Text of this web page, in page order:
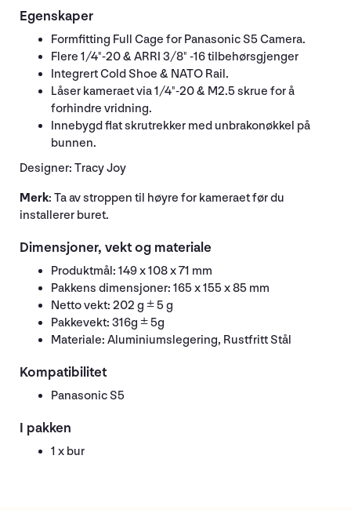
Egenskaper
Formfitting Full Cage for Panasonic S5 Camera.
Flere 1/4"-20 & ARRI 3/8" -16 tilbehørsgjenger
Integrert Cold Shoe & NATO Rail.
Låser kameraet via 1/4"-20 & M2.5 skrue for å
forhindre vridning.
Innebygd flat skrutrekker med unbrakonøkkel på
bunnen.
Designer: Tracy Joy
Merk: Ta av stroppen til høyre for kameraet før du
installerer buret.
Dimensjoner, vekt og materiale
Produktmål: 149 x 108 x 71 mm
Pakkens dimensjoner: 165 x 155 x 85 mm
Netto vekt: 202 g ± 5 g
Pakkevekt: 316g ± 5g
Materiale: Aluminiumslegering, Rustfritt Stål
Kompatibilitet
Panasonic S5
I pakken
1 x bur